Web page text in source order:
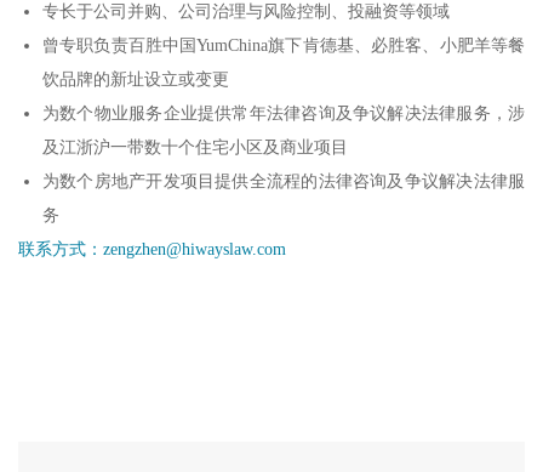
专长于公司并购、公司治理与风险控制、投融资等领域
曾专职负责百胜中国YumChina旗下肯德基、必胜客、小肥羊等餐
饮品牌的新址设立或变更
为数个物业服务企业提供常年法律咨询及争议解决法律服务，涉
及江浙沪一带数十个住宅小区及商业项目
为数个房地产开发项目提供全流程的法律咨询及争议解决法律服
务
联系方式：zengzhen@hiwayslaw.com